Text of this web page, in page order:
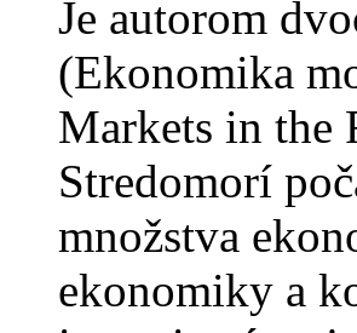
Je autorom
(Ekonomika
Markets in the
Stredomorí
množstva
ekonomiky a